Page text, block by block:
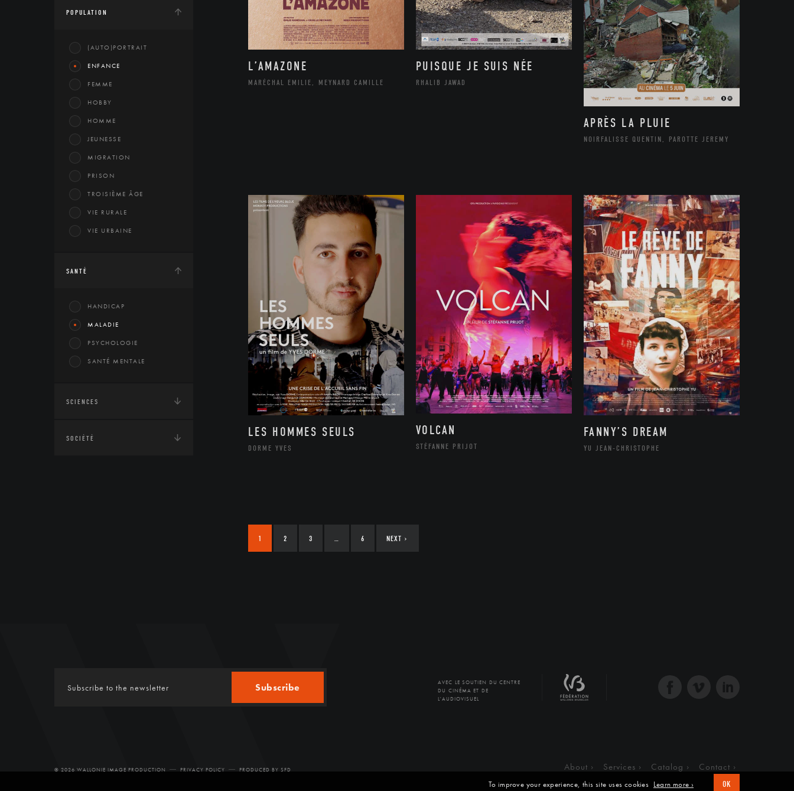
POPULATION
(AUTO)PORTRAIT
ENFANCE
FEMME
HOBBY
HOMME
JEUNESSE
MIGRATION
PRISON
TROISIÈME ÂGE
VIE RURALE
VIE URBAINE
SANTÉ
HANDICAP
MALADIE
PSYCHOLOGIE
SANTÉ MENTALE
SCIENCES
SOCIÉTÉ
L’AMAZONE
MARÉCHAL EMILIE, MEYNARD CAMILLE
PUISQUE JE SUIS NÉE
RHALIB JAWAD
APRÈS LA PLUIE
NOIRFALISSE QUENTIN, PAROTTE JEREMY
LES HOMMES SEULS
DORME YVES
VOLCAN
STÉFANNE PRIJOT
FANNY’S DREAM
YU JEAN-CHRISTOPHE
1 2 3 … 6 NEXT ›
Subscribe
AVEC LE SOUTIEN DU CENTRE
DU CINÉMA ET DE
L'AUDIOVISUEL
© 2026 WALLONIE IMAGE PRODUCTION PRIVACY POLICY PRODUCED BY SFD About Services Catalog Contact
To improve your experience, this site uses cookies Learn more › OK